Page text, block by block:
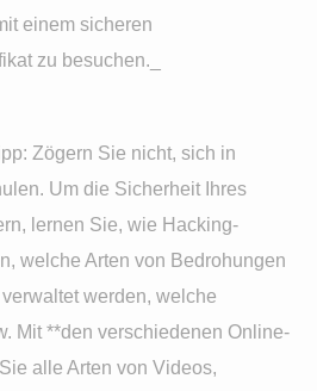
einem sicheren
zu besuchen._
Zögern Sie nicht, sich in
Um die Sicherheit Ihres
lernen Sie, wie Hacking-
welche Arten von Bedrohungen
werden, welche
Mit **den verschiedenen Online-
alle Arten von Videos,